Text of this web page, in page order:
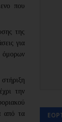
που
της
για
όμορων
την
από τα